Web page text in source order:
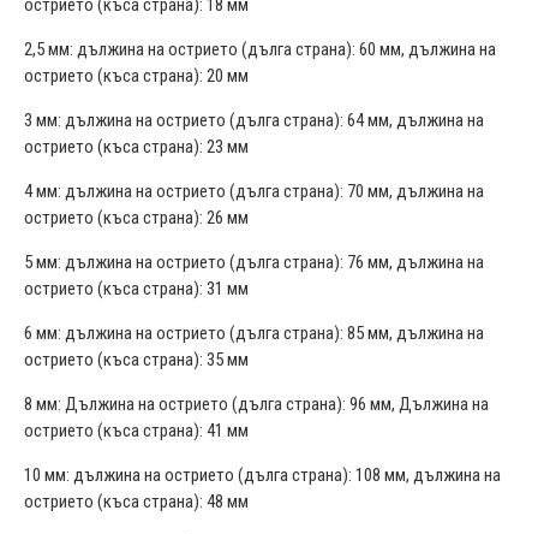
острието (къса страна): 18 мм
2,5 мм: дължина на острието (дълга страна): 60 мм, дължина на
острието (къса страна): 20 мм
3 мм: дължина на острието (дълга страна): 64 мм, дължина на
острието (къса страна): 23 мм
4 мм: дължина на острието (дълга страна): 70 мм, дължина на
острието (къса страна): 26 мм
5 мм: дължина на острието (дълга страна): 76 мм, дължина на
острието (къса страна): 31 мм
6 мм: дължина на острието (дълга страна): 85 мм, дължина на
острието (къса страна): 35 мм
8 мм: Дължина на острието (дълга страна): 96 мм, Дължина на
острието (къса страна): 41 мм
10 мм: дължина на острието (дълга страна): 108 мм, дължина на
острието (къса страна): 48 мм